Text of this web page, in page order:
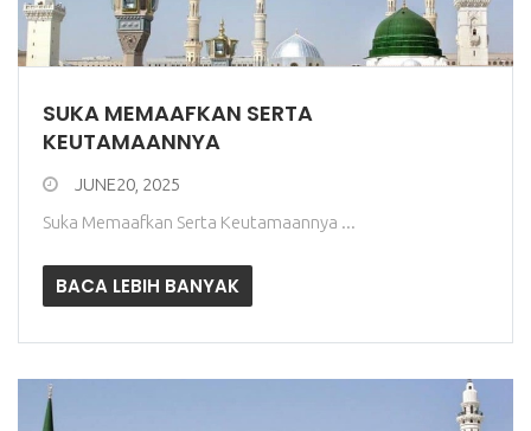
SUKA MEMAAFKAN SERTA
KEUTAMAANNYA
JUNE20, 2025
Suka Memaafkan Serta Keutamaannya ...
BACA LEBIH BANYAK